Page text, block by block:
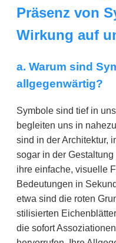
Präsenz von
Wirkung auf
a. Warum sind
allgegenwärtig?
Symbole sind tief in
begleiten uns in
sind in der Architektur,
sogar in der
ihre einfache, visuelle
Bedeutungen in
etwa sind die roten
stilisierten
die sofort